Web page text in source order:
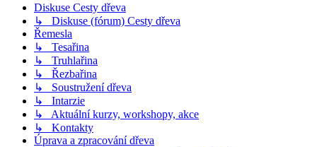
Diskuse Cesty dřeva
↳ Diskuse (fórum) Cesty dřeva
Řemesla
↳ Tesařina
↳ Truhlařina
↳ Řezbařina
↳ Soustružení dřeva
↳ Intarzie
↳ Aktuální kurzy, workshopy, akce
↳ Kontakty
Úprava a zpracování dřeva